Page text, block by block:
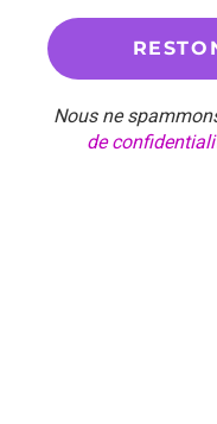
Nous ne
de